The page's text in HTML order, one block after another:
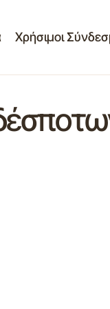
Χρήσιμοι